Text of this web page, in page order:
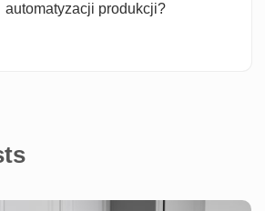
automatyzacji produkcji?